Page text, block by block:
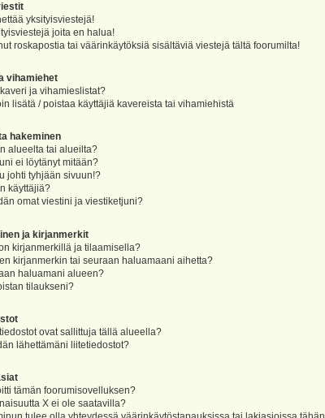
yksityisviestejä!
joita en halua!
roskapostia tai väärinkäytöksiä sisältäviä viestejä tältä foorumilta!
vihamiehet
ja vihamieslistat?
lisätä / poistaa käyttäjiä kavereista tai vihamiehistä
hakeminen
alueelta tai alueilta?
ei löytänyt mitään?
johti tyhjään sivuun!?
käyttäjiä?
omat viestini ja viestiketjuni?
ja kirjanmerkit
kirjanmerkillä ja tilaamisella?
kirjanmerkin tai seuraan haluamaani aihetta?
haluamani alueen?
tilaukseni?
ovat sallittuja tällä alueella?
lähettämäni liitetiedostot?
tämän foorumisovelluksen?
X ei ole saatavilla?